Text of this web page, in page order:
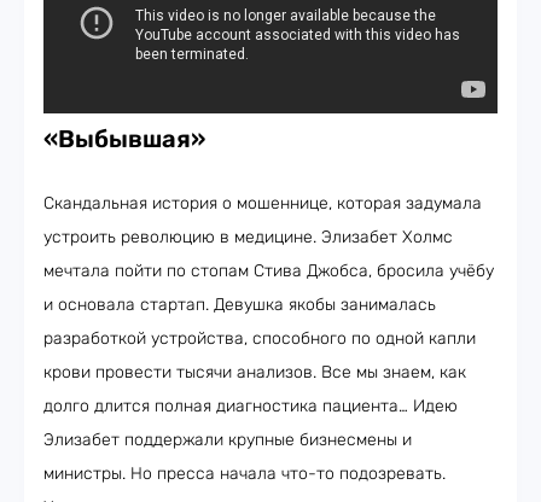
«Выбывшая»
Скандальная история о мошеннице, которая задумала
устроить революцию в медицине. Элизабет Холмс
мечтала пойти по стопам Стива Джобса, бросила учёбу
и основала стартап. Девушка якобы занималась
разработкой устройства, способного по одной капли
крови провести тысячи анализов. Все мы знаем, как
долго длится полная диагностика пациента… Идею
Элизабет поддержали крупные бизнесмены и
министры. Но пресса начала что-то подозревать.